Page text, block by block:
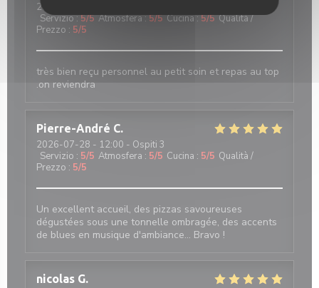
2026-07-31
Servizio:5/5 Atmosfera:5/5 Cucina:5/5 Qualità /
Prezzo : 5/5
très bien reçu personnel au petit soin et repas au top
.on reviendra
Pierre-André C
2026-07-28 - 12:00 - Ospiti 3
Servizio : 5/5 Atmosfera : 5/5 Cucina : 5/5 Qualità /
Prezzo : 5/5
Un excellent accueil, des pizzas savoureuses
dégustées sous une tonnelle ombragée, des accents
de blues en musique d'ambiance... Bravo !
nicolas G